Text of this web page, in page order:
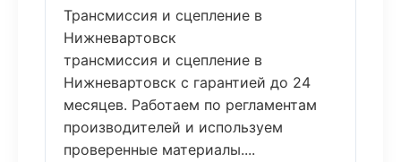
Трансмиссия и сцепление в
Нижневартовск
трансмиссия и сцепление в
Нижневартовск с гарантией до 24
месяцев. Работаем по регламентам
производителей и используем
проверенные материалы....